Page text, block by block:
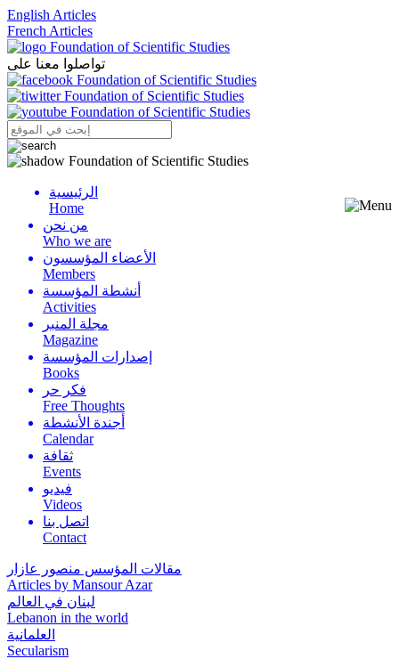
English Articles
French Articles
تواصلوا معنا على
Menu
الرئيسية
Home
من نحن
Who we are
الأعضاء المؤسسون
Members
أنشطة المؤسسة
Activities
مجلة المنبر
Magazine
إصدارات المؤسسة
Books
فكر حر
Free Thoughts
أجندة الأنشطة
Calendar
ثقافة
Events
فيديو
Videos
اتصل بنا
Contact
مقالات المؤسس منصور عازار
Articles by Mansour Azar
لبنان في العالم
Lebanon in the world
العلمانية
Secularism